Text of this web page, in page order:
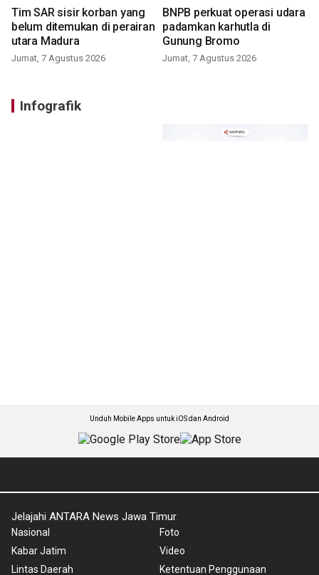
Tim SAR sisir korban yang
belum ditemukan di perairan
utara Madura
Jumat, 7 Agustus 2026
BNPB perkuat operasi udara
padamkan karhutla di
Gunung Bromo
Jumat, 7 Agustus 2026
Infografik
Unduh Mobile Apps untuk iOS dan Android
Jelajahi ANTARA News Jawa Timur
Nasional
Kabar Jatim
Lintas Daerah
Foto
Video
Ketentuan Penggunaan